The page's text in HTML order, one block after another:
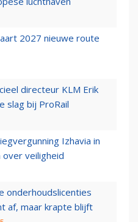
2027 nieuwe route
directeur KLM Erik
slag bij ProRail
Izhavia in
veiligheid
onderhoudslicenties
af, maar krapte blijft